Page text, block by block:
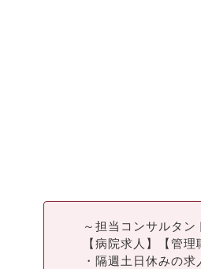
～担当コンサルタン
【病院求人】【管
・隔週土日休みの求